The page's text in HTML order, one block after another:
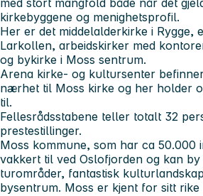
med stort mangfold både når det
kirkebyggene og menighetsprofil.
Her er det middelalderkirke i Rygge,
Larkollen, arbeidskirker med
og bykirke i Moss sentrum.
Arena kirke- og kultursenter
nærhet til Moss kirke og her holder
til.
Fellesrådsstabene teller totalt 32
prestestillinger.
Moss kommune, som har ca 50.000
vakkert til ved Oslofjorden og kan
turområder, fantastisk
bysentrum. Moss er kjent for sitt